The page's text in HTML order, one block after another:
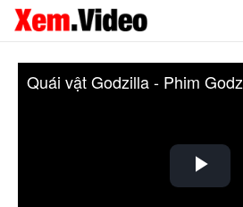
Play
Quái vật Godzilla - Phim